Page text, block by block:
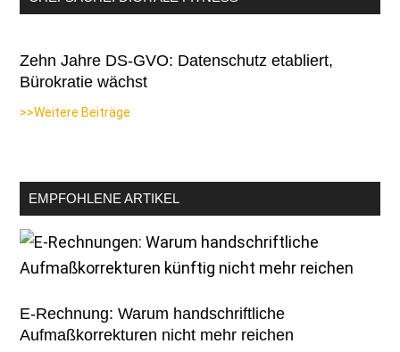
Zehn Jahre DS-GVO: Datenschutz etabliert,
Bürokratie wächst
>>Weitere Beiträge
EMPFOHLENE ARTIKEL
E-Rechnung: Warum handschriftliche
Aufmaßkorrekturen nicht mehr reichen